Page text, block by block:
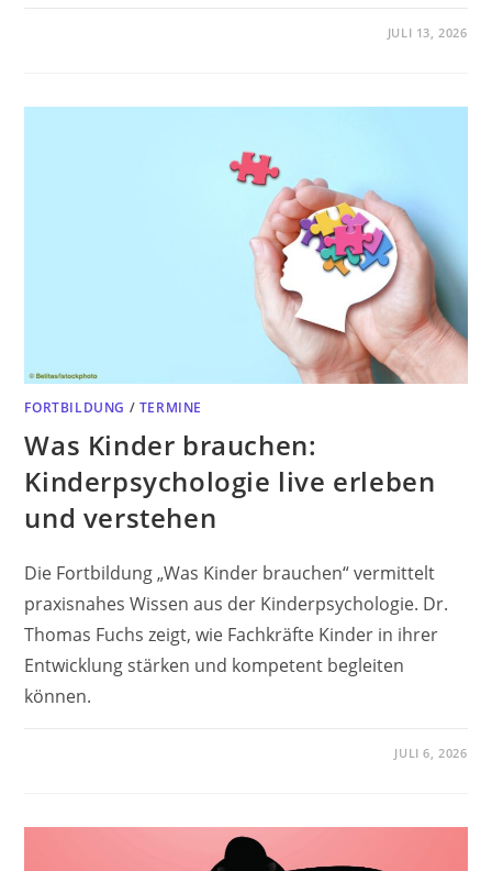
JULI 13, 2026
FORTBILDUNG / TERMINE
Was Kinder brauchen:
Kinderpsychologie live erleben
und verstehen
Die Fortbildung „Was Kinder brauchen“ vermittelt
praxisnahes Wissen aus der Kinderpsychologie. Dr.
Thomas Fuchs zeigt, wie Fachkräfte Kinder in ihrer
Entwicklung stärken und kompetent begleiten
können.
JULI 6, 2026